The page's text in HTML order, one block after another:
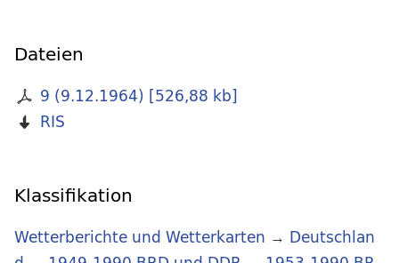
Dateien
9 (9.12.1964) [526,88 kb]
RIS
Klassifikation
Wetterberichte und Wetterkarten → Deutschlan